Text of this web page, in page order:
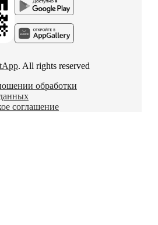
. All rights reserved
обработки
соглашение